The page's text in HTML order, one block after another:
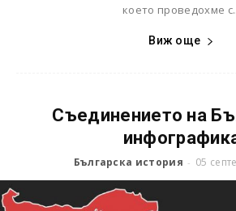
което проведохме
Виж още
Съединението на
Българска история - 05